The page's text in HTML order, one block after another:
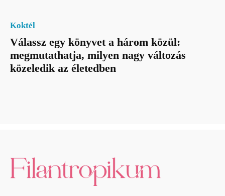
Koktél
Válassz egy könyvet a három közül:
megmutathatja, milyen nagy változás
közeledik az életedben